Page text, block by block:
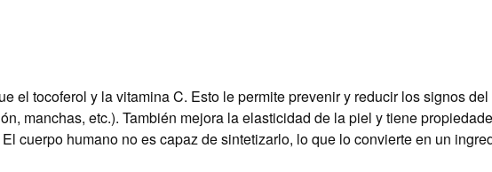
el tocoferol y la vitamina C. Esto le permite prevenir y reducir los signos
manchas, etc.). También mejora la elasticidad de la piel y tiene
cuerpo humano no es capaz de sintetizarlo, lo que lo convierte en un